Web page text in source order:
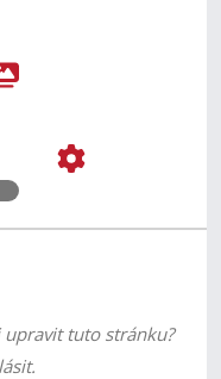
upravit tuto stránku?